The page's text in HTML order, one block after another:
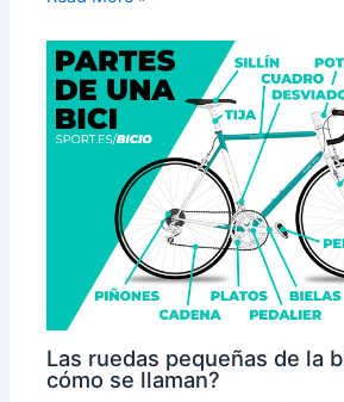
Las ruedas pequeñas de la
cómo se llaman?